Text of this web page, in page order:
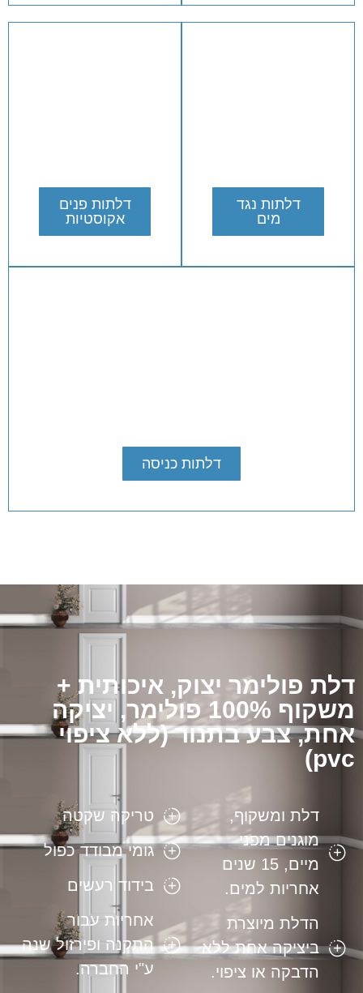
דלתות נגד
מים
דלתות פנים
אקוסטיות
דלתות כניסה
דלת פולימר יצוק, איכותית +
משקוף 100% פולימר, יציקה
אחת, צבע בתנור (ללא ציפוי
pvc)
דלת ומשקוף,
מוגנים מפני
מיים, 15 שנים
אחריות למים.
הדלת מיוצרת
ביציקה אחת ללא
הדבקה או ציפוי.
טריקה שקטה
גומי מבודד כפול
בידוד רעשים
אחריות עבור
התקנה ופירזול שנה
ע"י החברה.